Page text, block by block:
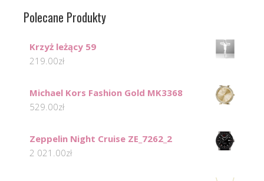
Polecane Produkty
Krzyż leżący 59
219.00zł
Michael Kors Fashion Gold MK3368
529.00zł
Zeppelin Night Cruise ZE_7262_2
2 021.00zł